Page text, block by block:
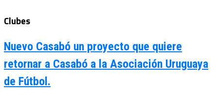
Clubes
Nuevo Casabó un proyecto que quiere
retornar a Casabó a la Asociación Uruguaya
de Fútbol.